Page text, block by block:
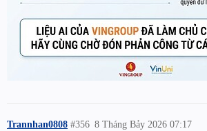
Trannhan0808 8 Tháng Bảy 2026 07:17
#356